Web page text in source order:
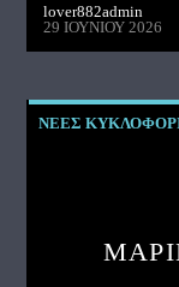
lover882admin
29 ΙΟΥΝΊΟΥ 2026
ΝΕΕΣ